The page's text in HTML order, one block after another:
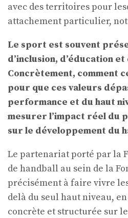
avec des territoires pour
attachement particulier,
Le sport est souvent
d’inclusion, d’éducation
Concrètement, comment
pour que ces valeurs
performance et du haut
mesurer l’impact réel du
sur le développement du
Le partenariat porté par la
de handball au sein de la
précisément à faire vivre
delà du seul haut niveau,
concrète et structurée sur